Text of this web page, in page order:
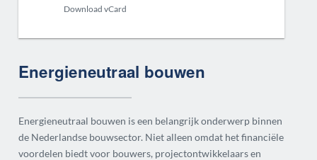
Energieneutraal bouwen
Energieneutraal bouwen is een belangrijk onderwerp binnen
de Nederlandse bouwsector. Niet alleen omdat het financiële
voordelen biedt voor bouwers, projectontwikkelaars en
Download vCard